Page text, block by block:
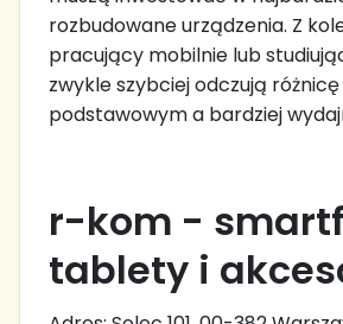
rozbudowane urządzenia. Z
pracujący mobilnie lub
zwykle szybciej odczują
podstawowym a bardziej
r-kom -
tablety i